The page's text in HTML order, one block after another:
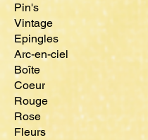
Pin's
Vintage
Epingles
Arc-en-ciel
Boîte
Coeur
Rouge
Rose
Fleurs